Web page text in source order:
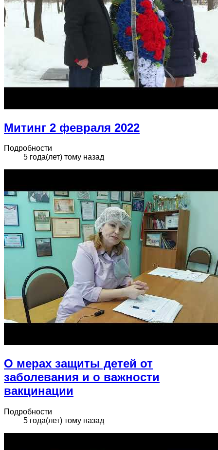
Митинг 2 февраля 2022
Подробности
5 года(лет) тому назад
О мерах защиты детей от
заболевания и о важности
вакцинации
Подробности
5 года(лет) тому назад